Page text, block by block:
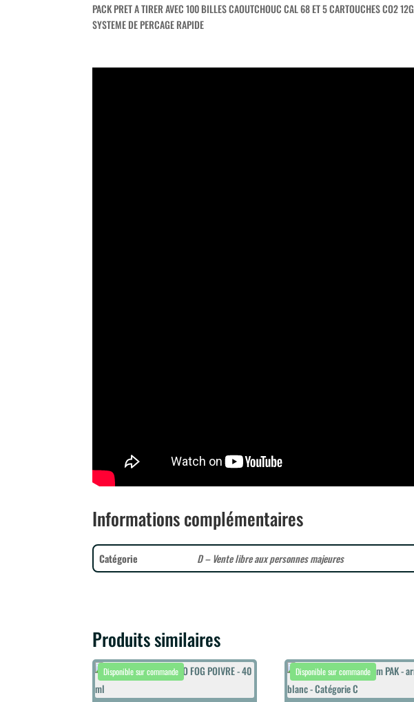
PACK PRET A TIRER AVEC 100 BILLES CAOUTCHOUC CAL 68 ET 5 CARTOUCHES CO2 12G
SYSTEME DE PERCAGE RAPIDE
Informations complémentaires
Catégorie D – Vente libre aux personnes majeures
Produits similaires